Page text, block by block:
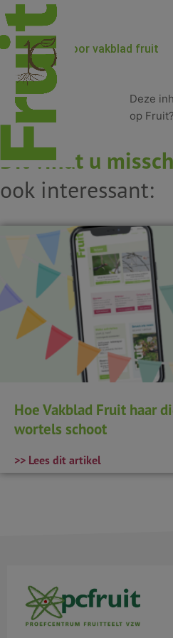
Spring
naar
de
inhoud
hoera voor vakblad fruit
Deze
op Fruit?
Dit vindt u
ook interessant:
Hoe Vakblad Fruit haar
wortels schoot
>> Lees dit artikel